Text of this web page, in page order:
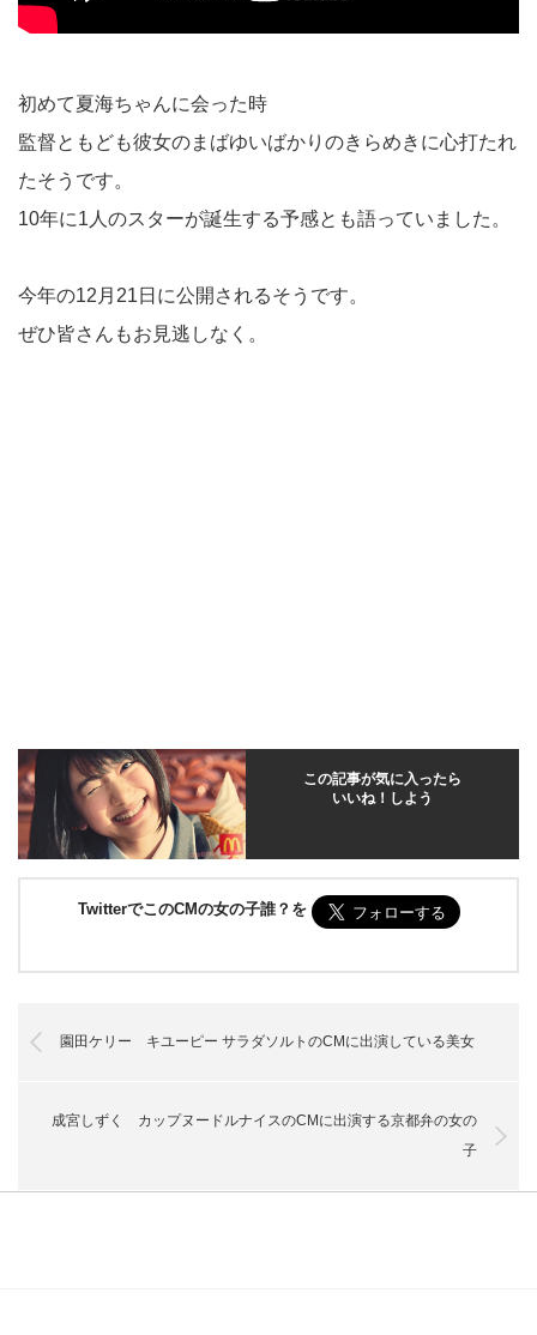
初めて夏海ちゃんに会った時
監督ともども彼女のまばゆいばかりのきらめきに心打たれ
たそうです。
10年に1人のスターが誕生する予感とも語っていました。
今年の12月21日に公開されるそうです。
ぜひ皆さんもお見逃しなく。
この記事が気に入ったら
いいね！しよう
TwitterでこのCMの女の子誰？を
園田ケリー キユーピー サラダソルトのCMに出演している美女
成宮しずく カップヌードルナイスのCMに出演する京都弁の女の
子